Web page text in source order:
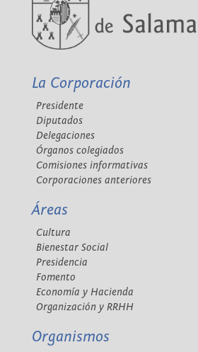
La Corporación
Presidente
Diputados
Delegaciones
Órganos colegiados
Comisiones informativas
Corporaciones anteriores
Áreas
Cultura
Bienestar Social
Presidencia
Fomento
Economía y Hacienda
Organización y RRHH
Organismos